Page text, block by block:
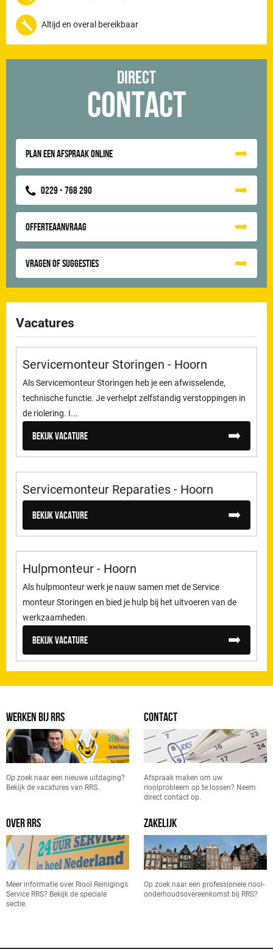
Altijd en overal bereikbaar
Direct
Contact
Plan een afspraak online
0229 - 768 290
Offerteaanvraag
Vragen of suggesties
Vacatures
Servicemonteur Storingen - Hoorn
Als Servicemonteur Storingen heb je een afwisselende,
technische functie. Je verhelpt zelfstandig verstoppingen in
de riolering. I...
Bekijk vacature
Servicemonteur Reparaties - Hoorn
Bekijk vacature
Hulpmonteur - Hoorn
Als hulpmonteur werk je nauw samen met de Service
monteur Storingen en bied je hulp bij het uitvoeren van de
werkzaamheden.
Bekijk vacature
WERKEN BIJ RRS
Op zoek naar een nieuwe uitdaging?
Bekijk de vacatures van RRS.
CONTACT
Afspraak maken om uw
rioolprobleem op te lossen? Neem
direct contact op.
OVER RRS
Meer informatie over Riool Reinigings
Service RRS? Bekijk de speciale
sectie.
ZAKELIJK
Op zoek naar een professionele riool-
onderhoudsovereenkomst bij RRS?